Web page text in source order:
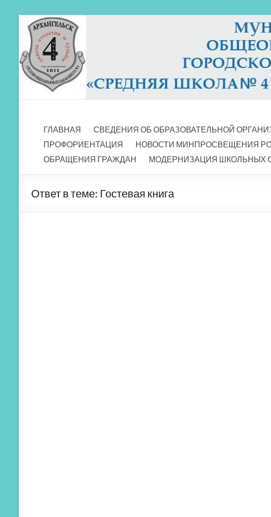
Перейти
содержимому
МБОУ СШ 4
ГЛАВНАЯ
СВЕДЕНИЯ ОБ ОБРАЗОВАТЕЛЬНОЙ
ПРОФОРИЕНТАЦИЯ
НОВОСТИ МИНПРОСВЕЩЕНИЯ
ОБРАЩЕНИЯ ГРАЖДАН
МОДЕРНИЗАЦИЯ ШКОЛЬНЫХ
Ответ в теме: Гостевая книга